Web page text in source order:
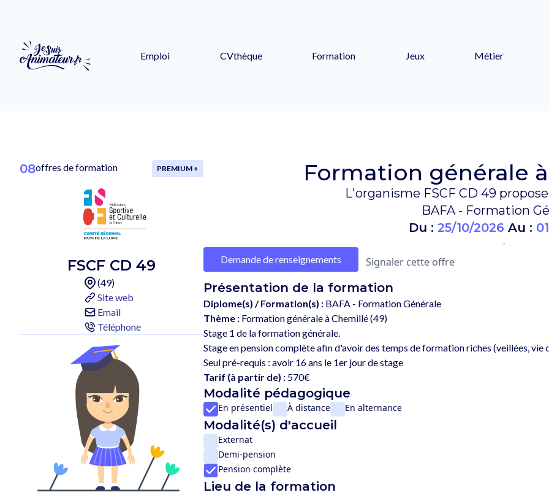
Emploi CVthèque Formation Jeux Métier
08offres de formation PREMIUM +
FSCF CD 49
(49)
Site web
Email
Téléphone
Formation générale
L'organisme FSCF CD 49
BAFA - Formation
Du : 25/10/2026 Au :
.
Demande de renseignements Signaler cette offre
Présentation de la formation
Diplome(s) / Formation(s) : BAFA - Formation Générale
Thème : Formation générale à Chemillé (49)
Stage 1 de la formation générale.
Stage en pension complète afin d'avoir des temps de formation riches (veillées, vie
Tarif (à partir de) : 570€
Modalité pédagogique
En présentiel À distance En alternance
Modalité(s) d'accueil
Externat
Demi-pension
Pension complète
Lieu de la formation